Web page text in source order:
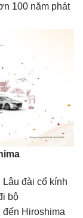
100 năm phát
Lâu đài cổ kính
bộ
Hiroshima